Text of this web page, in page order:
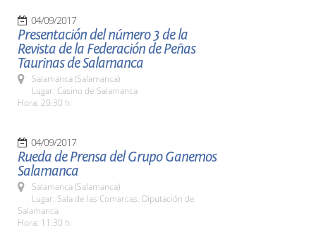
04/09/2017
Presentación del número 3 de la
Revista de la Federación de Peñas
Taurinas de Salamanca
Salamanca (Salamanca)
Lugar: Casino de Salamanca
Hora: 20:30 h.
04/09/2017
Rueda de Prensa del Grupo Ganemos
Salamanca
Salamanca (Salamanca)
Lugar: Sala de las Comarcas. Diputación de
Salamanca
Hora: 11:30 h.